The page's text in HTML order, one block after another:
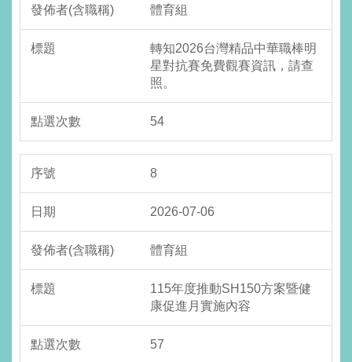
體育組
轉知2026台灣精品中華職棒明
星對抗賽免費觀賽資訊，請查
照。
54
8
2026-07-06
體育組
115年度推動SH150方案暨健
康促進月實施內容
57